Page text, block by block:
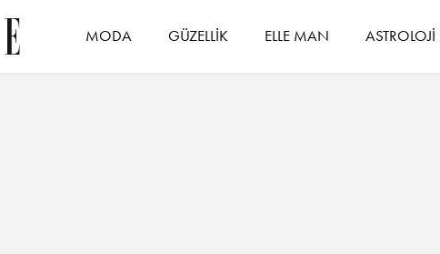
MODA GÜZELLİK ELLE MAN ASTROLOJİ